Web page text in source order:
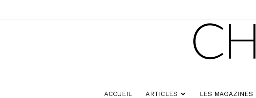
ACCUEIL ARTICLES LES MAGAZINES